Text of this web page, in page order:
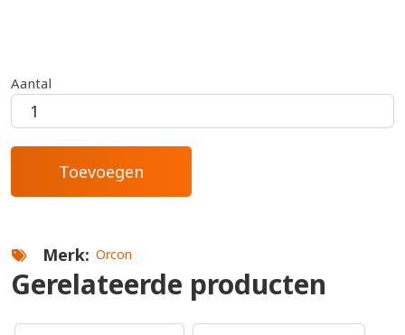
Aantal
Merk Orcon
Gerelateerde producten